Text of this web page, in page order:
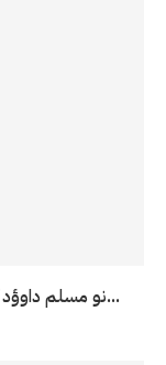
نو مسلم داوؤد کم نے کوریا کے شہر انچیون میں مسجد کا...